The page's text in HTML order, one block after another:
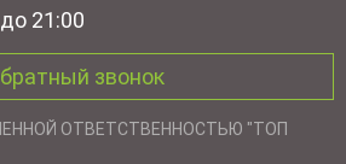
21:00
звонок
ОТВЕТСТВЕННОСТЬЮ "ТОП